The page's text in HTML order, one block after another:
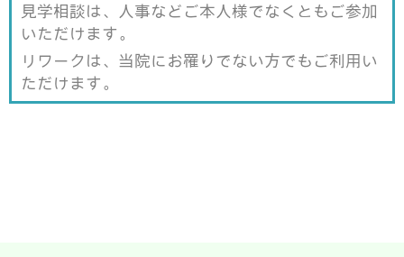
き
ま
す
)
し
い
ウ
ィ
ン
ド
で
開
き
見学相談は、人事などご本人様でなくともご参加
いただけます。
リワークは、当院にお罹りでない方でもご利用い
ただけます。